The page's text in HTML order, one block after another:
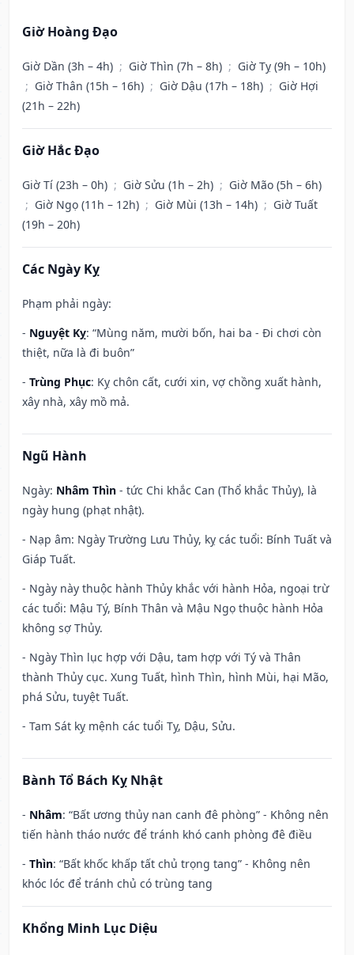
Giờ Hoàng Đạo
Giờ Dần (3h – 4h) ; Giờ Thìn (7h – 8h) ; Giờ Tỵ (9h – 10h)
; Giờ Thân (15h – 16h) ; Giờ Dậu (17h – 18h) ; Giờ Hợi
(21h – 22h)
Giờ Hắc Đạo
Giờ Tí (23h – 0h) ; Giờ Sửu (1h – 2h) ; Giờ Mão (5h – 6h)
; Giờ Ngọ (11h – 12h) ; Giờ Mùi (13h – 14h) ; Giờ Tuất
(19h – 20h)
Các Ngày Kỵ
Phạm phải ngày:
- Nguyệt Kỵ: “Mùng năm, mười bốn, hai ba - Đi chơi còn
thiệt, nữa là đi buôn”
- Trùng Phục: Kỵ chôn cất, cưới xin, vợ chồng xuất hành,
xây nhà, xây mồ mả.
Ngũ Hành
Ngày: Nhâm Thìn - tức Chi khắc Can (Thổ khắc Thủy), là
ngày hung (phạt nhật).
- Nạp âm: Ngày Trường Lưu Thủy, kỵ các tuổi: Bính Tuất và
Giáp Tuất.
- Ngày này thuộc hành Thủy khắc với hành Hỏa, ngoại trừ
các tuổi: Mậu Tý, Bính Thân và Mậu Ngọ thuộc hành Hỏa
không sợ Thủy.
- Ngày Thìn lục hợp với Dậu, tam hợp với Tý và Thân
thành Thủy cục. Xung Tuất, hình Thìn, hình Mùi, hại Mão,
phá Sửu, tuyệt Tuất.
- Tam Sát kỵ mệnh các tuổi Tỵ, Dậu, Sửu.
Bành Tổ Bách Kỵ Nhật
- Nhâm: “Bất ương thủy nan canh đê phòng” - Không nên
tiến hành tháo nước để tránh khó canh phòng đê điều
- Thìn: “Bất khốc khấp tất chủ trọng tang” - Không nên
khóc lóc để tránh chủ có trùng tang
Khổng Minh Lục Diệu